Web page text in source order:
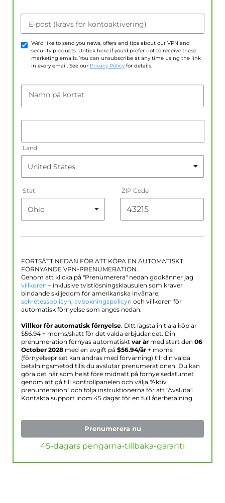
E-post (krävs för kontoaktivering)
We'd like to send you news, offers and tips about our VPN and
security products. Untick here if you'd prefer not to receive these
marketing emails. You can unsubscribe at any time using the link
in every email. See our Privacy Policy for details.
Namn på kortet
Land
Stat ZIP Code
FORTSÄTT NEDAN FÖR ATT KÖPA EN AUTOMATISKT
FÖRNYANDE VPN-PRENUMERATION.
Genom att klicka på "Prenumerera" nedan godkänner jag
villkoren – inklusive tvistlösningsklausulen som kräver
bindande skiljedom för amerikanska invånare;
sekretesspolicyn, avbokningspolicyn och villkoren för
automatisk förnyelse som anges nedan.
Villkor för automatisk förnyelse: Ditt lägsta initiala köp är
$56.94 + moms/skatt för det valda erbjudandet. Din
prenumeration förnyas automatiskt var år med start den 06
October 2028 med en avgift på $56.94/år + moms
(förnyelsepriset kan ändras med förvarning) till din valda
betalningsmetod tills du avslutar prenumerationen. Du kan
göra det när som helst före midnatt på förnyelsedatumet
genom att gå till kontrollpanelen och välja "Aktiv
prenumeration" och följa instruktionerna för att "Avsluta".
Kontakta support inom 45 dagar för en full återbetalning.
Prenumerera nu
45-dagars pengarna-tillbaka-garanti